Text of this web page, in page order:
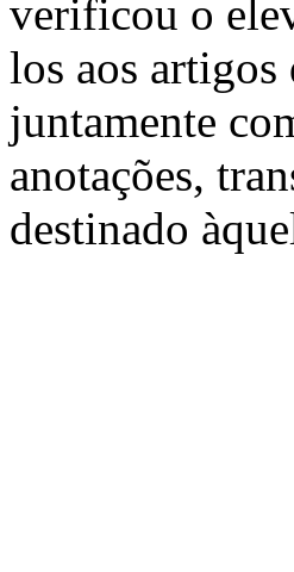
verificou o
los aos
juntamente
anotações,
destinado